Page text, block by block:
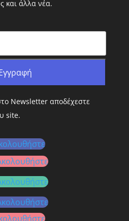
και άλλα νέα.
Newsletter αποδέχεστε
site.